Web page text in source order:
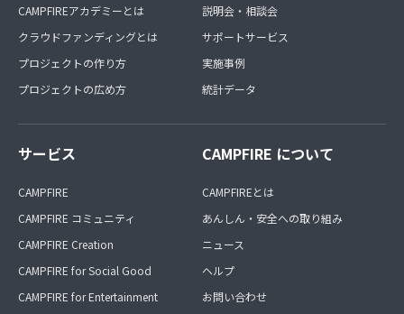
CAMPFIREアカデミーとは
クラウドファンディングとは
プロジェクトの作り方
プロジェクトの広め方
説明会・相談会
サポートサービス
実施事例
統計データ
サービス
CAMPFIRE
CAMPFIRE コミュニティ
CAMPFIRE Creation
CAMPFIRE for Social Good
CAMPFIRE for Entertainment
CAMPFIRE について
CAMPFIREとは
あんしん・安全への取り組み
ニュース
ヘルプ
お問い合わせ